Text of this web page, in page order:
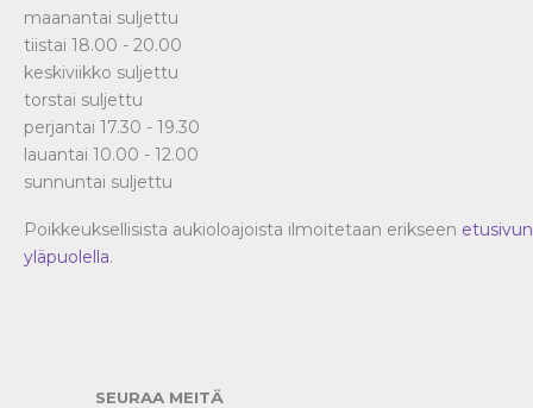
maanantai suljettu
tiistai 18.00 - 20.00
keskiviikko suljettu
torstai suljettu
perjantai 17.30 - 19.30
lauantai 10.00 - 12.00
sunnuntai suljettu
Poikkeuksellisista aukioloajoista ilmoitetaan erikseen etusivun
yläpuolella.
SEURAA MEITÄ